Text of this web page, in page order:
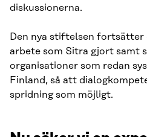
diskussionerna.
Den nya stiftelsen
arbete som Sitra gjort samt
organisationer som redan
Finland, så att
spridning som möjligt.